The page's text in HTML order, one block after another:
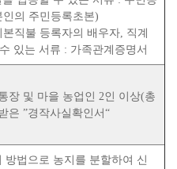
의 주민등록초본)
본직불 등록자의 배우자 직계
수 있는 서류 : 가족관계증명서
장 및 마을 농업인 2인 이상(총
은 ”경작사실확인서“
방법으로 농지를 분할하여 신